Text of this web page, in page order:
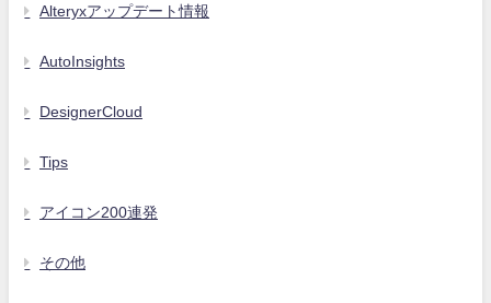
Alteryxアップデート情報
AutoInsights
DesignerCloud
Tips
アイコン200連発
その他